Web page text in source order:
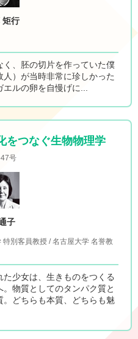
矩行
、胚の切片を作っていた僕
）が当時非常に珍しかった
ルの卵を自慢げに...
をつなぐ生物物理学
号
子
別客員教授 / 名古屋大学 名誉教
少女は、生きものをつくる
物質としてのタンパク質と
どちらも本質、どちらも魅